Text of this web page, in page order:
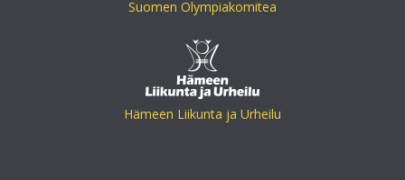
Suomen Olympiakomitea
Hämeen Liikunta ja Urheilu